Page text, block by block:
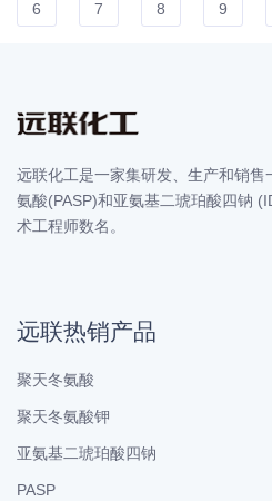
6 7 8 9
远联化工是一家集研发、生产和销
氨酸(PASP)和亚氨基二琥珀酸四钠
术工程师数名。
远联热销产品
聚天冬氨酸
聚天冬氨酸钾
亚氨基二琥珀酸四钠
PASP